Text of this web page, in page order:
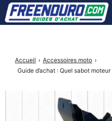
Accueil › Accessoires moto ›
Guide d’achat : Quel sabot
ACCESSOIRES MOTO